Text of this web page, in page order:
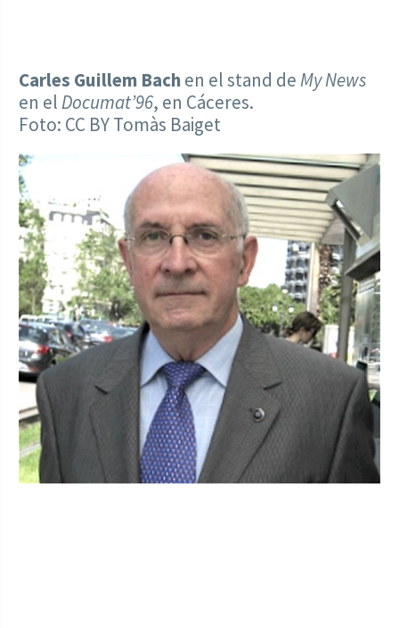
Carles Guillem Bachen el stand deMy News
en elDocumat’96, en Cáceres.
Foto: CC BY Tomàs Baiget